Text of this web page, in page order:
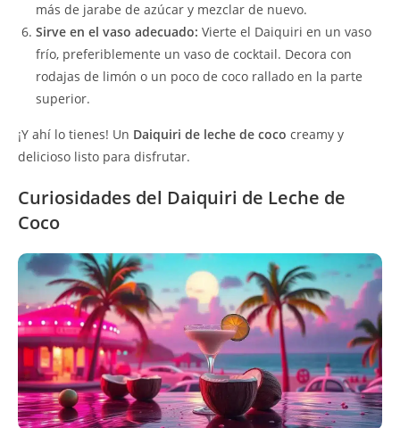
más de jarabe de azúcar y mezclar de nuevo.
Sirve en el vaso adecuado: Vierte el Daiquiri en un vaso
frío, preferiblemente un vaso de cocktail. Decora con
rodajas de limón o un poco de coco rallado en la parte
superior.
¡Y ahí lo tienes! Un Daiquiri de leche de coco creamy y
delicioso listo para disfrutar.
Curiosidades del Daiquiri de Leche de
Coco